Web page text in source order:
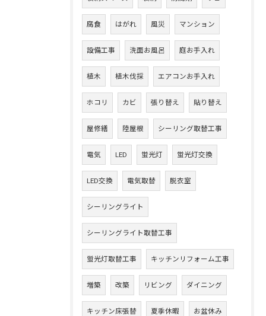
腐食 はがれ 風災 マンション
設備工事 洗面お風呂 庭お手入れ
植木 植木伐採 エアコンお手入れ
ホコリ カビ 張り替え 貼り替え
屋修繕 陸屋根 シーリング取替工事
電気 LED 蛍光灯 蛍光灯交換
LED交換 電気取替 脱衣室
シーリングライト
シーリングライト取替工事
蛍光灯取替工事 キッチンリフォーム工事
増築 改築 リビング ダイニング
キッチン床張替 夏季休暇 お盆休み